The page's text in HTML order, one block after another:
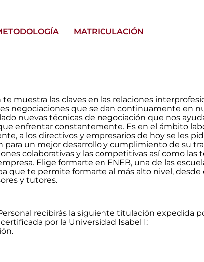
MATRICULACIÓN
muestra las claves en las relaciones
negociaciones que se dan continuamente en
nuevas técnicas de negociación que nos
enfrentar constantemente. Es en el ámbito
a los directivos y empresarios de hoy se les
para un mejor desarrollo y cumplimiento de su
colaborativas y las competitivas así como las
Elige formarte en ENEB, una de las
que te permite formarte al más alto nivel, desde
y tutores.
recibirás la siguiente titulación expedida
por la Universidad Isabel I: